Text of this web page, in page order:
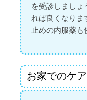
を受診しまし
れば良くなりま
止めの内服薬も
お家でのケ